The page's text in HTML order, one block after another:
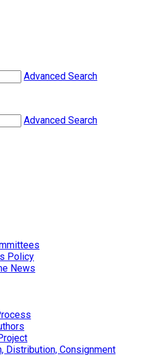
Advanced Search
Advanced Search
Policy
News
Distribution, Consignment